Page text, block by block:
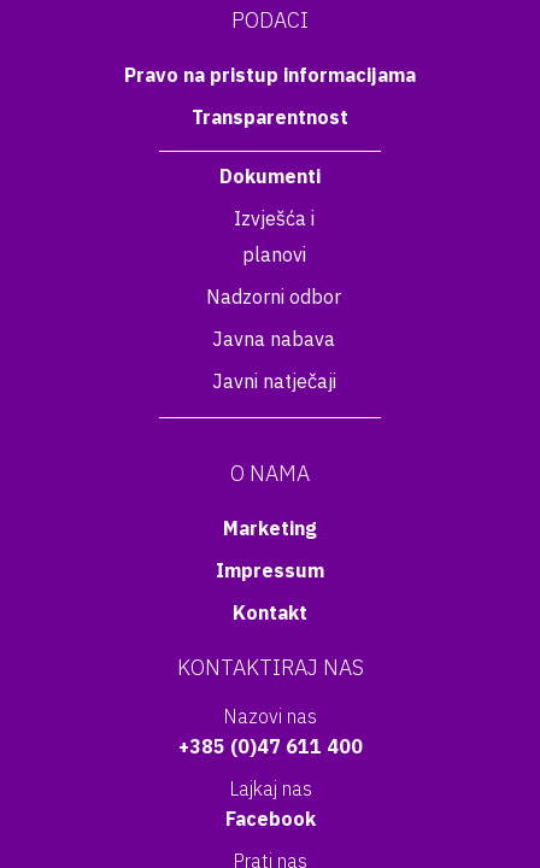
PODACI
Pravo na pristup informacijama
Transparentnost
Dokumenti
Izvješća i
planovi
Nadzorni odbor
Javna nabava
Javni natječaji
O NAMA
Marketing
Impressum
Kontakt
KONTAKTIRAJ NAS
Nazovi nas
+385 (0)47 611 400
Lajkaj nas
Facebook
Prati nas